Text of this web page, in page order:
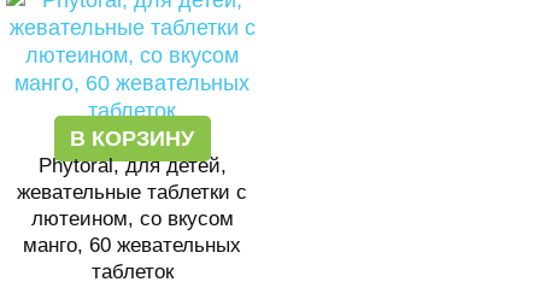
В КОРЗИНУ
Phytoral, для детей,
жевательные таблетки с
лютеином, со вкусом
манго, 60 жевательных
таблеток